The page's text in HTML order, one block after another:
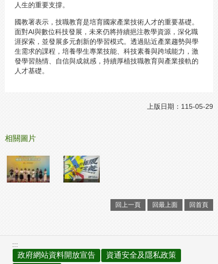
人生的重要支撐。
國教署表示，技職教育是培育國家產業技術人才的重要基礎。
面對AI與數位科技發展，未來仍將持續挹注教學資源，深化職
涯探索，並發展多元創新的學習模式。透過貼近產業趨勢與學
生需求的課程，培養學生專業技能、科技素養與跨域能力，激
發學習熱情、自信與成就感，持續厚植技職教育與產業接軌的
人才基礎。
上版日期：115-05-29
相關圖片
回上一頁 回最上面 回首頁
:::
政府網站資料開放宣告 資通安全及隱私政策